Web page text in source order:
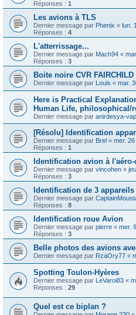
Réponses : 1
Les avions à TLS
Dernier message par Phenix « lun.
Réponses : 4
L'atterrissage...
Dernier message par Mach94 «
Réponses : 3
Boite noire CVR FAIRCHILD
Dernier message par Louis « mar.
Here is Practical
Human Life, philosophical/
Dernier message par anirdesya-
[Résolu] Identification
Dernier message par Brel « mer.
Réponses : 1
Identification avion à
Dernier message par vincohen «
Réponses : 3
Identification de 3 appareils
Dernier message par
Réponses : 8
Identification roue Avion
Dernier message par pierre « mer.
Réponses : 3
Belle photos des avions
Dernier message par RzaOry77 «
Spotting Toulon-Hyères
Dernier message par LeVaroi83 «
Réponses : 29
Quel est ce biplan ?